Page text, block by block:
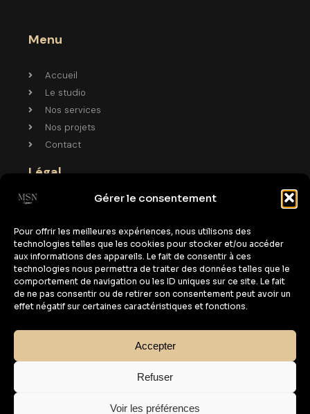
Gérer le consentement
Pour offrir les meilleures expériences, nous utilisons des
technologies telles que les cookies pour stocker et/ou accéder
aux informations des appareils. Le fait de consentir à ces
technologies nous permettra de traiter des données telles que le
comportement de navigation ou les ID uniques sur ce site. Le fait
de ne pas consentir ou de retirer son consentement peut avoir un
effet négatif sur certaines caractéristiques et fonctions.
Accepter
Refuser
Voir les préférences
Menu
Accueil
Le studio
Nos services
Nos projets
Contact
Légal
Politique de cookies
Politique de confidentialité
Contact
msn.agency55@gmail.com
Adresse
© Site conçu par NoirsurBleu